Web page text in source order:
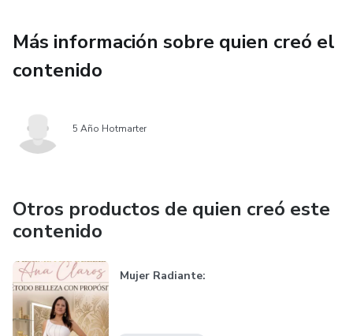
Más información sobre quien creó el
contenido
5 Año Hotmarter
Otros productos de quien creó este
contenido
Mujer Radiante: